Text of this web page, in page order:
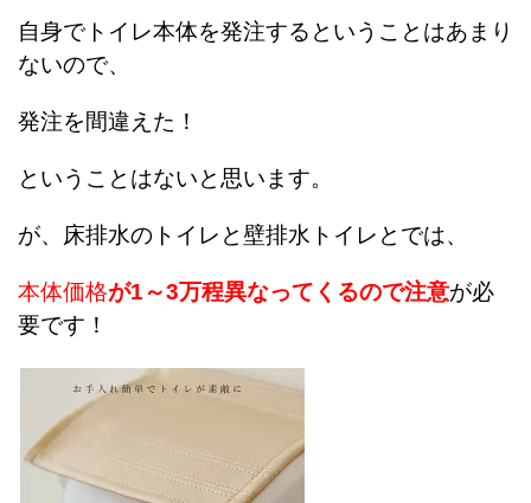
自身でトイレ本体を発注するということはあまり
ないので、
発注を間違えた！
ということはないと思います。
が、床排水のトイレと壁排水トイレとでは、
本体価格が1～3万程異なってくるので注意が必
要です！